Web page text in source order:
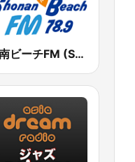
湘南ビーチFM (Shonan Beach FM)